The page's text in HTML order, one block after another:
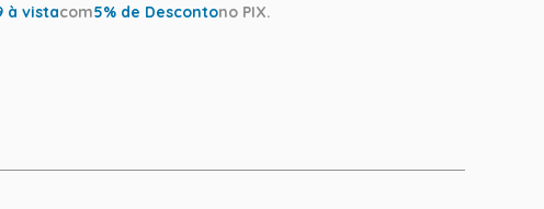
à vistacom5% de Descontono PIX.